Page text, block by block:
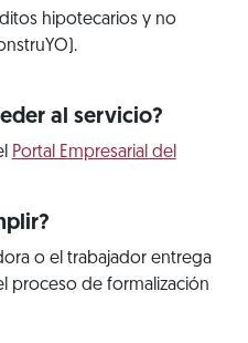
hipotecarios y no
al servicio?
Portal Empresarial del
o el trabajador entrega
proceso de formalización